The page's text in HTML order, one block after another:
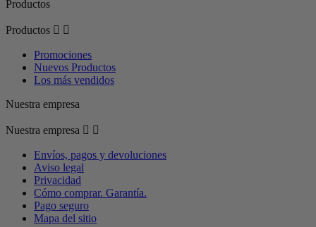
Productos
Productos  
Promociones
Nuevos Productos
Los más vendidos
Nuestra empresa
Nuestra empresa  
Envíos, pagos y devoluciones
Aviso legal
Privacidad
Cómo comprar. Garantía.
Pago seguro
Mapa del sitio